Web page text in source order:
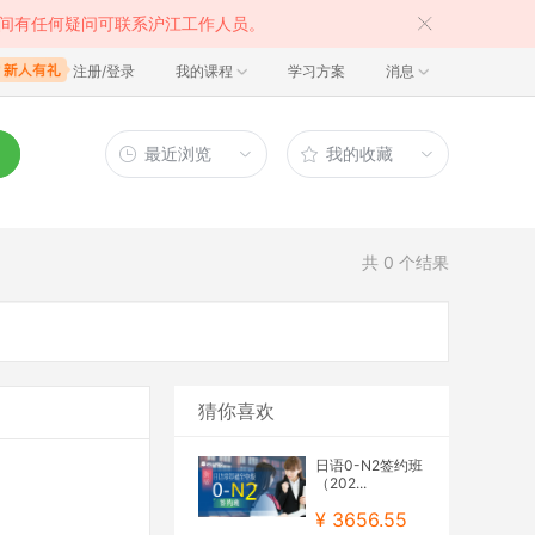
任何疑问可联系沪江工作人员。
注册/登录 我的课程 学习方案 消息
最近浏览 我的收藏
共 0 个结果
猜你喜欢
日语0-N2签约班
（202...
¥ 3656.55